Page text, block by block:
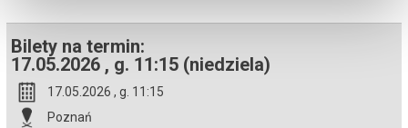
Bilety na termin:
17.05.2026 , g. 11:15 (niedziela)
17.05.2026 , g. 11:15
Poznań